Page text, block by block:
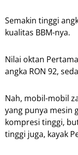
Semakin tinggi
kualitas BBM-nya.
Nilai oktan
angka RON 92,
Nah, mobil-mobil
yang punya mesin
kompresi tinggi,
tinggi juga, kayak